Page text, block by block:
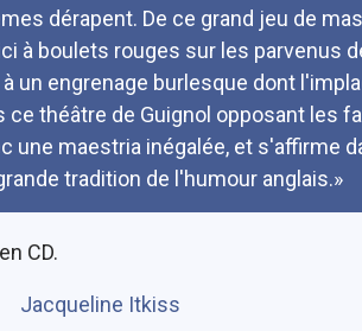
dérapent. De ce grand jeu de
à boulets rouges sur les parvenus
un engrenage burlesque dont
ce théâtre de Guignol opposant les
une maestria inégalée, et s'affirme
tradition de l'humour anglais.»
CD.
Jacqueline Itkiss